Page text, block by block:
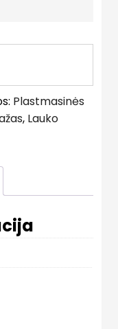
Plastmasinės
, Lauko